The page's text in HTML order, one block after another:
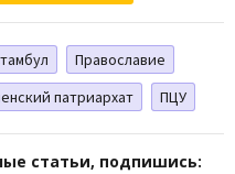
Православие
патриархат ПЦУ
статьи, подпишись: